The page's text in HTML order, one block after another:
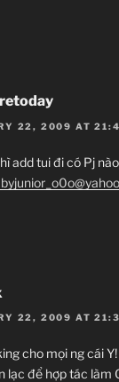
22, 2009 AT
add tui đi có Pj
22, 2009 AT
cho mọi ng cái
lạc để hợp tác làm